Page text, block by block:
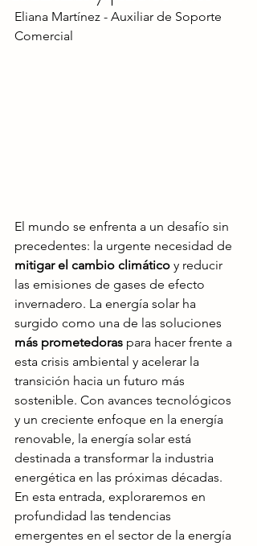
Eliana Martínez - Auxiliar de Soporte
Comercial
El mundo se enfrenta a un desafío sin
precedentes: la urgente necesidad de
mitigar el cambio climático y reducir
las emisiones de gases de efecto
invernadero. La energía solar ha
surgido como una de las soluciones
más prometedoras para hacer frente a
esta crisis ambiental y acelerar la
transición hacia un futuro más
sostenible. Con avances tecnológicos
y un creciente enfoque en la energía
renovable, la energía solar está
destinada a transformar la industria
energética en las próximas décadas.
En esta entrada, exploraremos en
profundidad las tendencias
emergentes en el sector de la energía